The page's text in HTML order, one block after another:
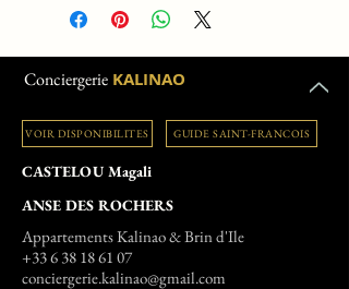
Conciergerie KALINAO
VOIR DISPONIBILITES GUIDE SAINT-FRANCOIS
CASTELOU Magali
ANSE DES ROCHERS
Appartements Kalinao & Brin d'Ile
+33 6 38 18 61 07
conciergerie.kalinao@gmail.com